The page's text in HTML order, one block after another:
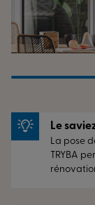
Le
La pose
TRYBA